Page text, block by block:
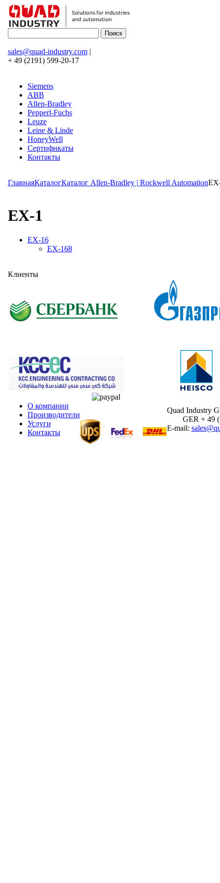
sales@quad-industry.com|
+ 49 (2191) 599-20-17
Siemens
ABB
Allen-Bradley
Pepperl-Fuchs
Leuze
Leine & Linde
HoneyWell
Сертификаты
Контакты
ГлавнаяКаталогКаталог Allen-Bradley | Rockwell Automation
EX-1
EX-16
EX-168
Клиенты
О компании
Производители
Услуги
Контакты
Quad Industry
GER + 49
E-mail: